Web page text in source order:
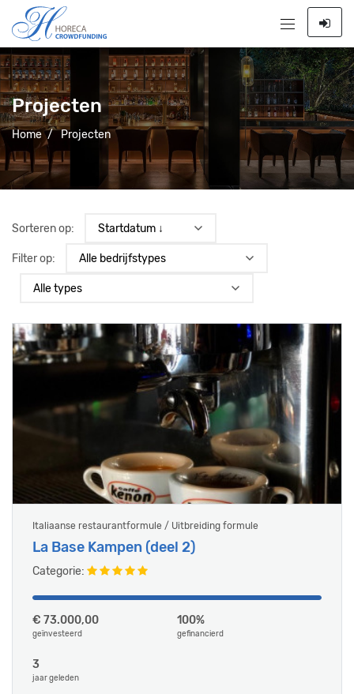
Projecten
Home / Projecten
Sorteren op:
Filter op:
Italiaanse restaurantformule / Uitbreiding formule
La Base Kampen (deel 2)
Categorie:
€ 73.000,00
geïnvesteerd
100%
gefinancierd
3
jaar geleden